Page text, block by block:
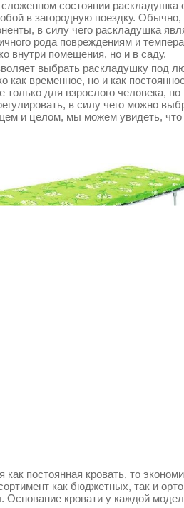
состоянии
в загородную поездку. Обычно,
в силу чего раскладушка
рода повреждениям и
внутри помещения, но и в саду.
выбрать раскладушку под
как временное, но и как
для взрослого человека,
в силу чего можно
и целом, мы можем увидеть, что
постоянная кровать, то
как бюджетных, так и
кровати у каждой